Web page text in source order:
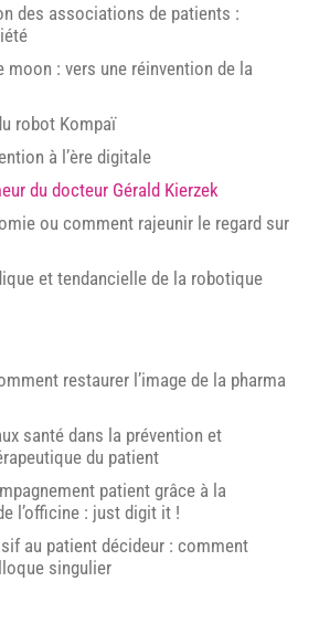
des associations de patients :
moon : vers une réinvention de la
robot Kompaï
à l’ère digitale
du docteur Gérald Kierzek
ou comment rajeunir le regard sur
et tendancielle de la robotique
restaurer l’image de la pharma
santé dans la prévention et
du patient
patient grâce à la
l’officine : just digit it !
au patient décideur : comment
singulier